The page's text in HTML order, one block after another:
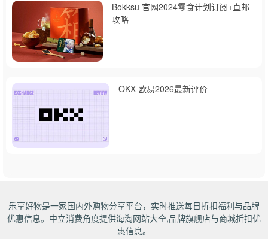
Bokksu 官网2024零食计划订阅+直邮
攻略
OKX 欧易2026最新评价
乐享好物是一家国内外购物分享平台，实时推送每日折扣福利与品牌
优惠信息。中立消费角度提供海淘网站大全,品牌旗舰店与商城折扣优
惠信息。